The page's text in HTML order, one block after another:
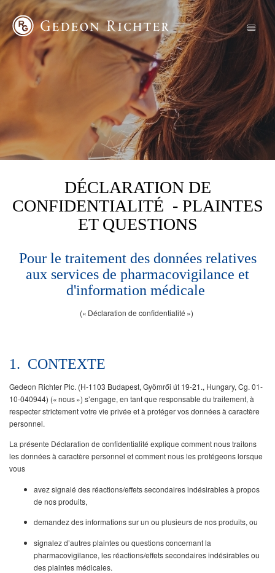
DÉCLARATION DE
CONFIDENTIALITÉ - PLAINTES
ET QUESTIONS
Pour le traitement des données relatives
aux services de pharmacovigilance et
d'information médicale
(« Déclaration de confidentialité »)
1. CONTEXTE
Gedeon Richter Plc. (H-1103 Budapest, Gyömrői út 19-21., Hungary, Cg. 01-
10-040944) (« nous ») s’engage, en tant que responsable du traitement, à
respecter strictement votre vie privée et à protéger vos données à caractère
personnel.
La présente Déclaration de confidentialité explique comment nous traitons
les données à caractère personnel et comment nous les protégeons lorsque
vous
avez signalé des réactions/effets secondaires indésirables à propos
de nos produits,
demandez des informations sur un ou plusieurs de nos produits, ou
signalez d’autres plaintes ou questions concernant la
pharmacovigilance, les réactions/effets secondaires indésirables ou
des plaintes médicales.